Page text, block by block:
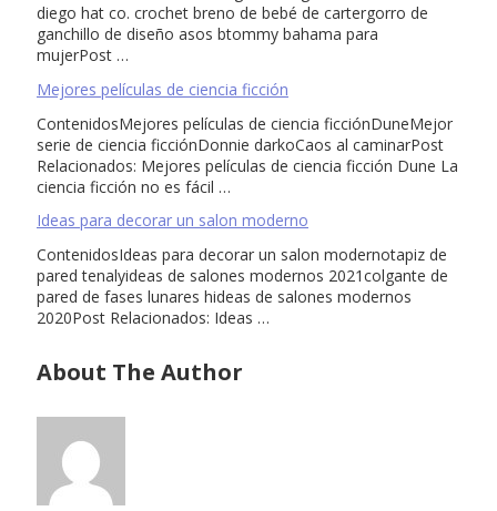
diego hat co. crochet breno de bebé de cartergorro de
ganchillo de diseño asos btommy bahama para
mujerPost …
Mejores películas de ciencia ficción
ContenidosMejores películas de ciencia ficciónDuneMejor
serie de ciencia ficciónDonnie darkoCaos al caminarPost
Relacionados: Mejores películas de ciencia ficción Dune La
ciencia ficción no es fácil …
Ideas para decorar un salon moderno
ContenidosIdeas para decorar un salon modernotapiz de
pared tenalyideas de salones modernos 2021colgante de
pared de fases lunares hideas de salones modernos
2020Post Relacionados: Ideas …
About The Author